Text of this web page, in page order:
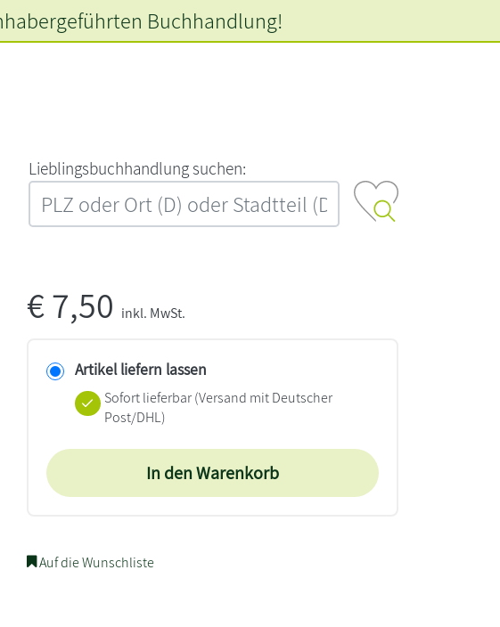
L‍i‍e‍b‍l‍i‍n‍g‍s‍b‍u‍c‍h‍h‍a‍n‍d‍l‍u‍n‍g‍ ‍s‍u‍c‍h‍e‍n‍:‍
Buchhandlung!
€7,50 inkl. MwSt.
Artikel liefern lassen
Sofort lieferbar(Versand mit Deutscher
Post/DHL)
In den Warenkorb
Auf die Wunschliste